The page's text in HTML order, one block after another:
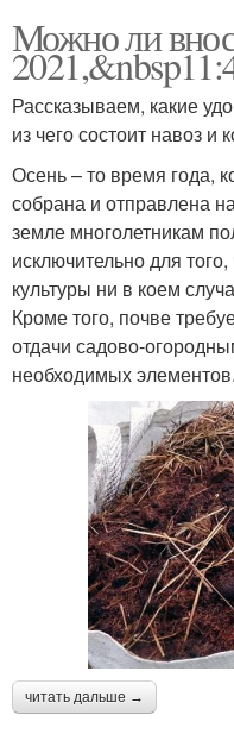
Можно ли
Рассказываем, какие
из чего состоит навоз и
Осень – то время года,
собрана и отправлена
земле многолетникам
исключительно для
культуры ни в коем
Кроме того, почве
отдачи садово-
необходимых элементов.
читать дальше →